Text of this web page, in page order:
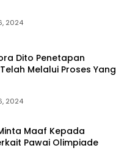
2024
Dito Penetapan
Telah Melalui Proses Yang
2024
Maaf Kepada
Pawai Olimpiade